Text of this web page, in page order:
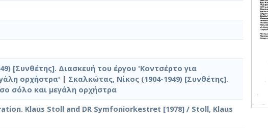
[Συνθέτης]. Διασκευή του έργου 'Κοντσέρτο για
ορχήστρα' | Σκαλκώτας, Νίκος (1904-1949) [Συνθέτης].
σόλο και μεγάλη ορχήστρα
Klaus Stoll and DR Symfoniorkestret [1978] / Stoll, Klaus